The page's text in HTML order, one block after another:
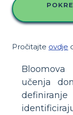
Pročitajte ovdje
učenja